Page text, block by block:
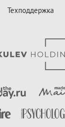
Техподдержка